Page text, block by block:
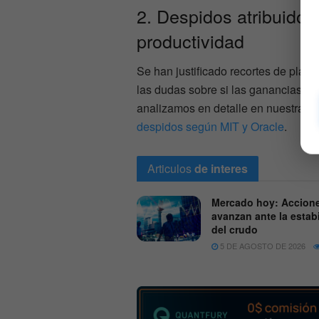
2. Despidos
productividad
Se han justificado recortes de
las dudas sobre si las ganancias
analizamos en detalle en nuestra
despidos según MIT y Oracle.
Articulosde interes
Mercado hoy:
avanzan ante la
del crudo
5 DE AGOSTO DE 2026